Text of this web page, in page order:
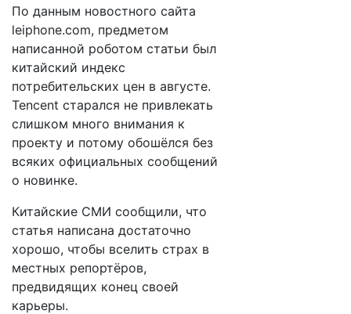
По данным новостного сайта
leiphone.com, предметом
написанной роботом статьи был
китайский индекс
потребительских цен в августе.
Tencent старался не привлекать
слишком много внимания к
проекту и потому обошёлся без
всяких официальных сообщений
о новинке.
Китайские СМИ сообщили, что
статья написана достаточно
хорошо, чтобы вселить страх в
местных репортёров,
предвидящих конец своей
карьеры.